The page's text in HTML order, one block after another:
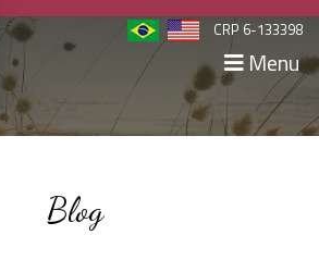
CRP 6-133398
Menu
Blog